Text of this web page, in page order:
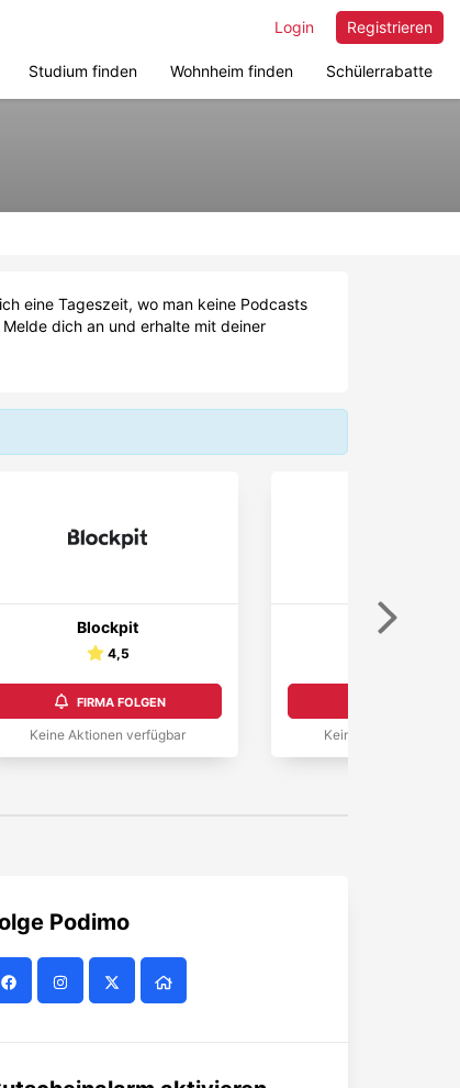
Registrieren
Login
Studium finden Wohnheim finden Schülerrabatte
eine Tageszeit, wo man keine Podcasts
dich an und erhalte mit deiner
Blockpit
4,5
FIRMA FOLGEN
Keine Aktionen verfügbar
Pommels
Keine Aktionen
Podimo